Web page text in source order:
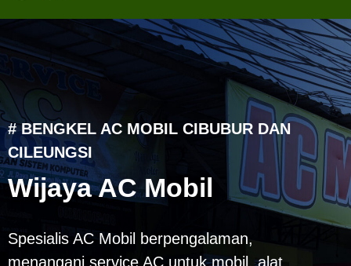
# BENGKEL AC MOBIL CIBUBUR DAN
CILEUNGSI
Wijaya AC Mobil
Spesialis AC Mobil berpengalaman,
menangani service AC untuk mobil, alat